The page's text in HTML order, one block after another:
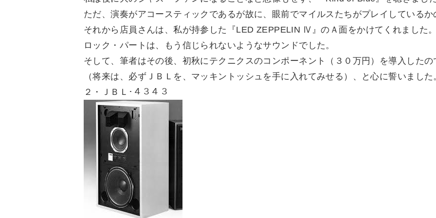
ただ、演奏がアコースティックであるが故に、眼前でマイルスたちがプレイしている
それから店員さんは、私が持参した『LED ZEPPELIN Ⅳ』のＡ面をかけてくれました
ロック・パートは、もう信じられないようなサウンドでした。
そして、筆者はその後、初秋にテクニクスのコンポーネント（３０万円）を導入したの
（将来は、必ずＪＢＬを、マッキントッシュを手に入れてみせる）、と心に誓いました
２・ＪＢＬ･４３４３